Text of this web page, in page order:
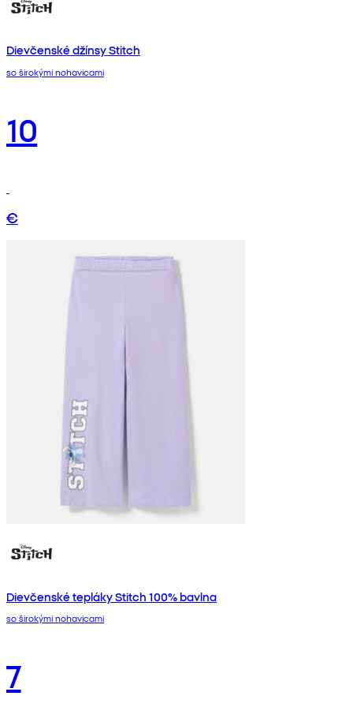
Dievčenské džínsy Stitch
so širokými nohavicami
10
€
Dievčenské tepláky Stitch 100% bavlna
so širokými nohavicami
7